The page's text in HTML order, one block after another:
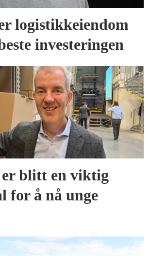
logistikkeiendom
investeringen
blitt en viktig
for å nå unge